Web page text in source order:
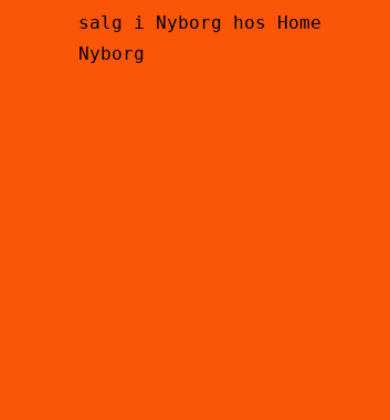
salg i Nyborg hos Home
Nyborg